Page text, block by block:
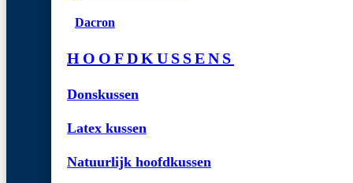
Dacron
HOOFDKUSSENS
Donskussen
Latex kussen
Natuurlijk hoofdkussen